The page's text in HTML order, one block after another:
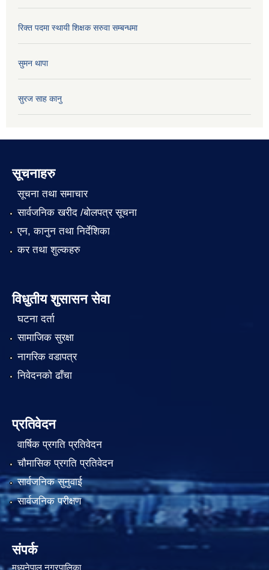
रिक्त पदमा स्थायी शिक्षक सरुवा सम्बन्धमा
सुमन थापा
सुरज साह कानु
सूचनाहरु
सूचना तथा समाचार
सार्वजनिक खरीद /बोलपत्र सूचना
एन, कानुन तथा निर्देशिका
कर तथा शुल्कहरु
विधुतीय शुसासन सेवा
घटना दर्ता
सामाजिक सुरक्षा
नागरिक वडापत्र
निवेदनको ढाँचा
प्रतिवेदन
वार्षिक प्रगति प्रतिवेदन
चौमासिक प्रगति प्रतिवेदन
सार्वजनिक सुनुवाई
सार्वजनिक परीक्षण
संपर्क
मध्यनेपाल नगरपालिका